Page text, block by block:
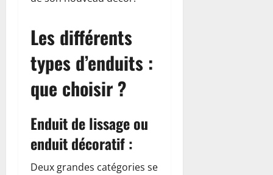
Les différents
types d’enduits :
que choisir ?
Enduit de lissage ou
enduit décoratif :
Deux grandes catégories se